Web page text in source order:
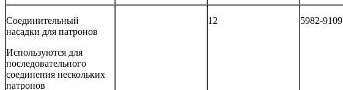
Соединительный
насадки для патронов
Используются для
последовательного
соединения нескольких
патронов
12 5982-9109